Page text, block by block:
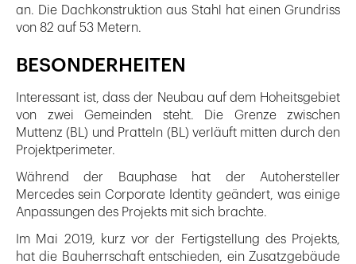
an. Die Dachkonstruktion aus Stahl hat einen Grundriss
von 82 auf 53 Metern.
BESONDERHEITEN
Interessant ist, dass der Neubau auf dem Hoheitsgebiet
von zwei Gemeinden steht. Die Grenze zwischen
Muttenz (BL) und Pratteln (BL) verläuft mitten durch den
Projektperimeter.
Während der Bauphase hat der Autohersteller
Mercedes sein Corporate Identity geändert, was einige
Anpassungen des Projekts mit sich brachte.
Im Mai 2019, kurz vor der Fertigstellung des Projekts,
hat die Bauherrschaft entschieden, ein Zusatzgebäude